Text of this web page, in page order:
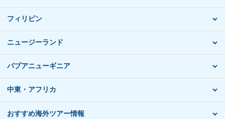
フィリピン
ニュージーランド
パプアニューギニア
中東・アフリカ
おすすめ海外ツアー情報